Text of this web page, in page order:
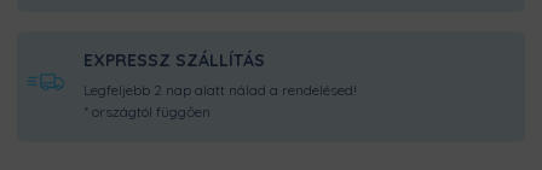
EXPRESSZ SZÁLLÍTÁS
Legfeljebb 2 nap alatt nálad a rendelésed!
* országtól függően